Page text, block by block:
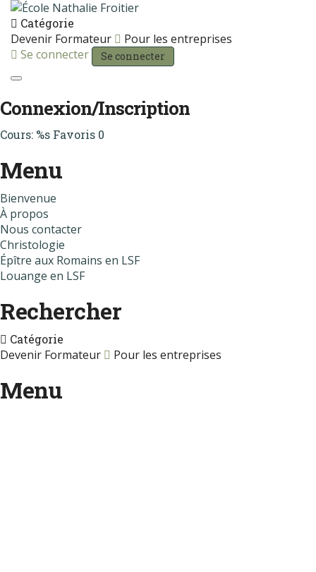
Catégorie
Devenir Formateur
Pour les entreprises
Se connecter
Se connecter
Toggle navigation
Connexion/Inscription
Cours: %s Favoris 0
Menu
Bienvenue
À propos
Nous contacter
Christologie
Épître aux Romains en LSF
Louange en LSF
Rechercher
Catégorie
Devenir Formateur Pour les entreprises
Menu